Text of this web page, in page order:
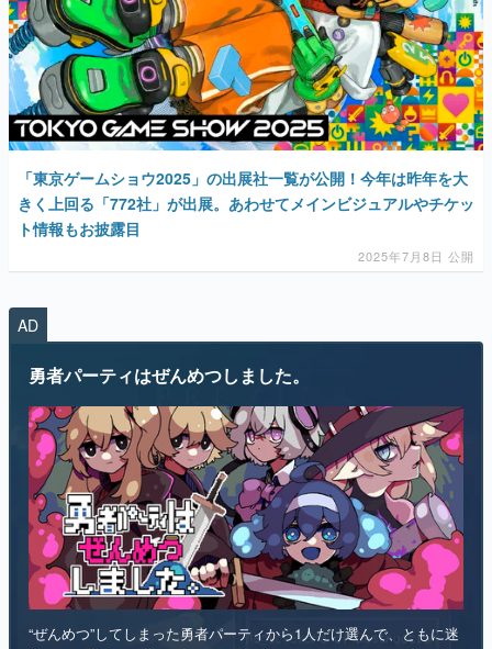
「東京ゲームショウ2025」の出展社一覧が公開！今年は昨年を大
きく上回る「772社」が出展。あわせてメインビジュアルやチケッ
ト情報もお披露目
2025年7月8日 公開
AD
勇者パーティはぜんめつしました。
“ぜんめつ”してしまった勇者パーティから1人だけ選んで、ともに迷